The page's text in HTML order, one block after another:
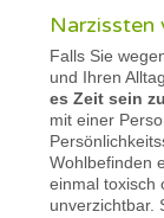
Narzissten
Falls Sie
und Ihren
es Zeit sein
mit einer
Wohlbefinden
einmal toxisch
unverzichtbar.